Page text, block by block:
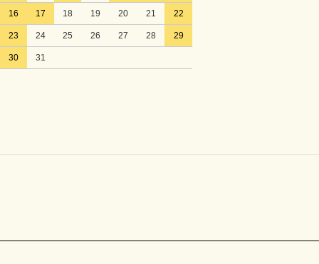
16 17 18 19 20 21 22
23 24 25 26 27 28 29
30 31